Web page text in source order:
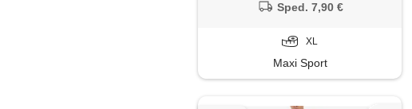
Sped. 7,90 €
XL
Maxi Sport